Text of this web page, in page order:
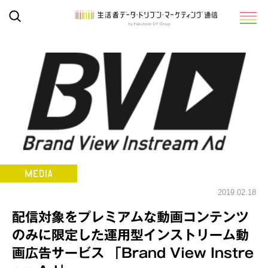
2019.02.18
配信対象をプレミアムな動画コンテンツ
のみに限定した運用型インストリーム動
画広告サービス 「Brand View Instre